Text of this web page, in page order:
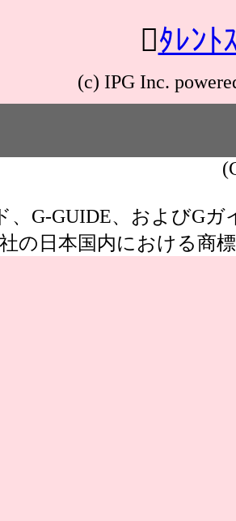
ﾀﾚﾝﾄ
(c) IPG Inc.
、G-GUIDE、およびG
の日本国内における商